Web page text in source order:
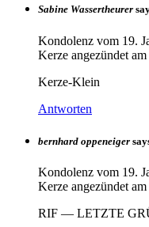
Sabine Wassertheurer
Kondolenz vom 19.
Kerze angezündet am
Kerze-Klein
Antworten
bernhard oppeneiger
Kondolenz vom 19.
Kerze angezündet am
RIF — LETZTE